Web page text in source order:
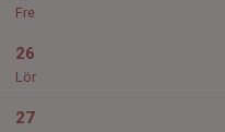
Fre
26
Lör
27